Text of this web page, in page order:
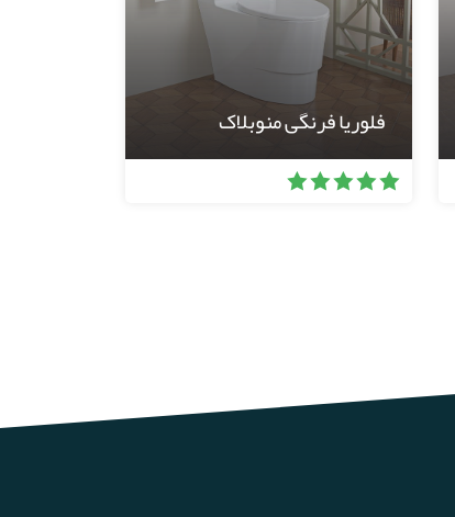
فلوریا فرنگی منوبلاک